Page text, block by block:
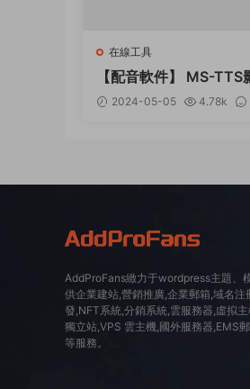
在線工具
【配音軟件】 MS-
解鎖版合成語音非常接
2024-05-05 4.78k
AddProFans緻力于wordpress主題、
供企業建站,營銷推廣,企業郵箱,域名注
發,NFT系統,分銷系統,雲服務器,虛拟
獨立站,VPS 雲主機,國外服務器,EMS
等服務。